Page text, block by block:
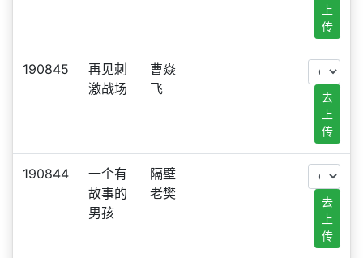
上
传
190845
再见刺
激战场
曹焱
飞
去
上
传
190844
一个有
故事的
男孩
隔壁
老樊
去
上
传